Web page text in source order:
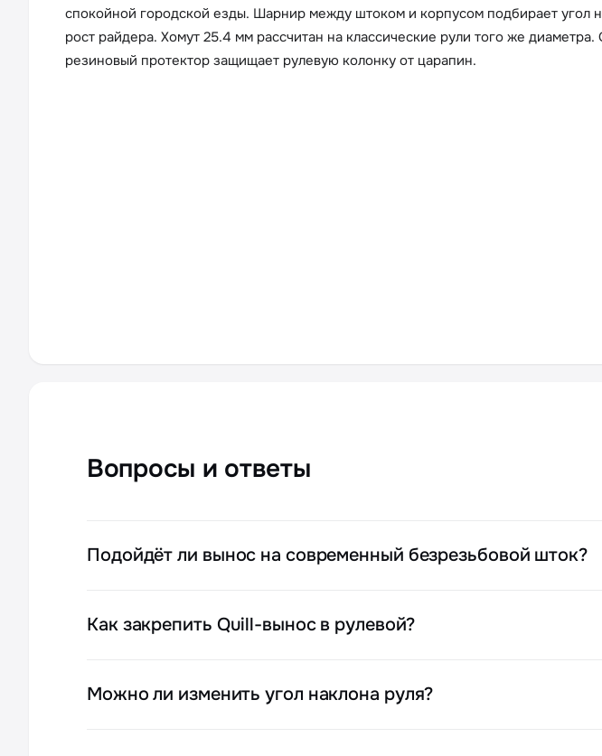
спокойной городской езды. Шарнир между штоком и корпусом подбирает угол
рост райдера. Хомут 25.4 мм рассчитан на классические рули того же
резиновый протектор защищает рулевую колонку от царапин.
Вопросы и ответы
Подойдёт ли вынос на современный безрезьбовой шток?
Как закрепить Quill-вынос в рулевой?
Можно ли изменить угол наклона руля?